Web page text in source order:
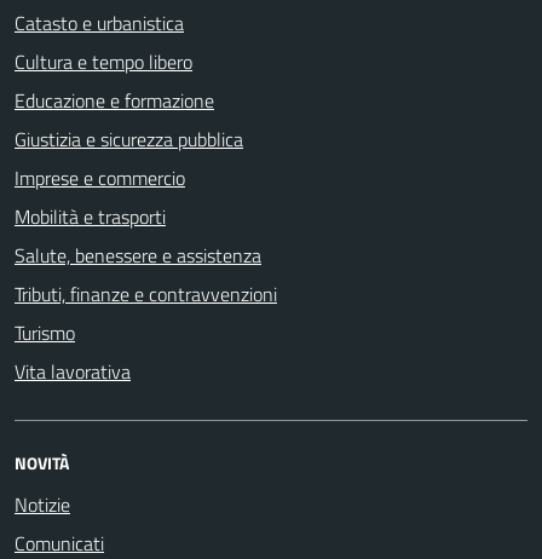
Catasto e urbanistica
Cultura e tempo libero
Educazione e formazione
Giustizia e sicurezza pubblica
Imprese e commercio
Mobilità e trasporti
Salute, benessere e assistenza
Tributi, finanze e contravvenzioni
Turismo
Vita lavorativa
NOVITÀ
Notizie
Comunicati